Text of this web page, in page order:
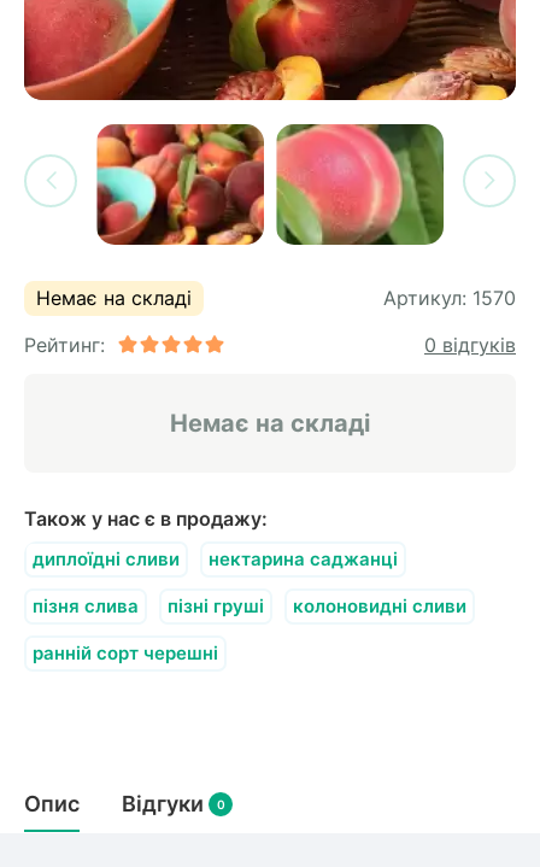
лохини
(агротканини)
Немає на складі Артикул: 1570
Рейтинг:
0 відгуків
Немає на складі
Також у нас є в продажу:
диплоїдні сливи нектарина саджанці
пізня слива пізні груші колоновидні сливи
ранній сорт черешні
Опис Відгуки 0